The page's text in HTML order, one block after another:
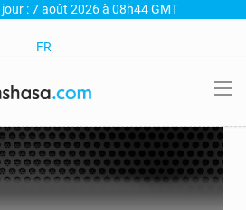
jour : 7 août 2026 à 08h44 GMT
FR